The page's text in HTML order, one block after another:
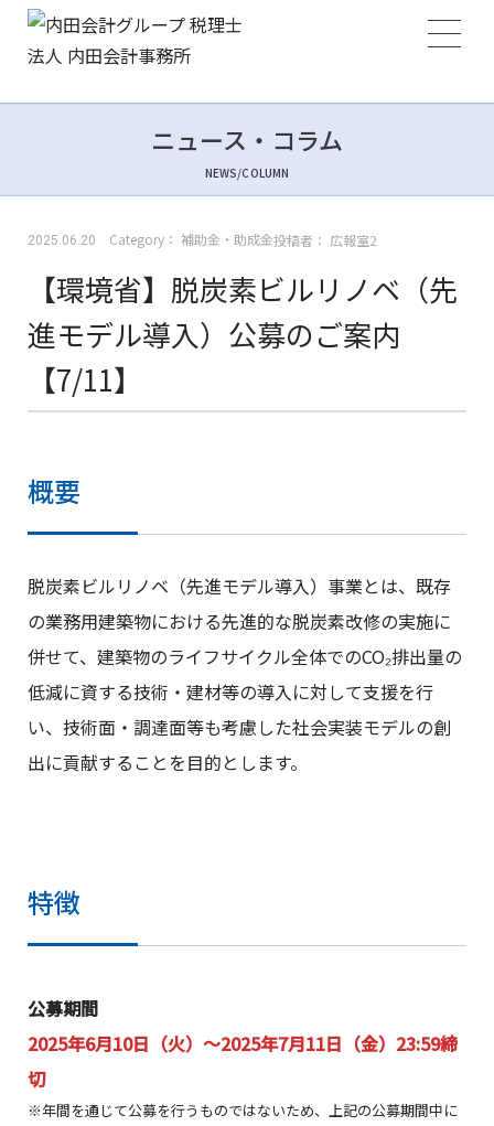
ニュース・コラム
NEWS/COLUMN
2025.06.20 Category： 補助金・助成金投稿者： 広報室2
【環境省】脱炭素ビルリノベ（先
進モデル導入）公募のご案内
【7/11】
概要
脱炭素ビルリノベ（先進モデル導入）事業とは、既存
の業務用建築物における先進的な脱炭素改修の実施に
併せて、建築物のライフサイクル全体でのCO₂排出量の
低減に資する技術・建材等の導入に対して支援を行
い、技術面・調達面等も考慮した社会実装モデルの創
出に貢献することを目的とします。
特徴
公募期間
2025年6月10日（火）～2025年7月11日（金）23:59締
切
※年間を通じて公募を行うものではないため、上記の公募期間中に